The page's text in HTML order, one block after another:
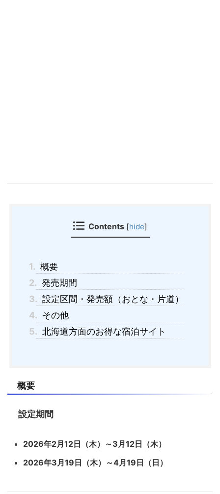
Contents [hide]
1. 概要
2. 発売期間
3. 設定区間・発売額（おとな・片道）
4. その他
5. 北海道方面のお得な宿泊サイト
概要
設定期間
2026年2月12日（木）～3月12日（木）
2026年3月19日（木）～4月19日（日）